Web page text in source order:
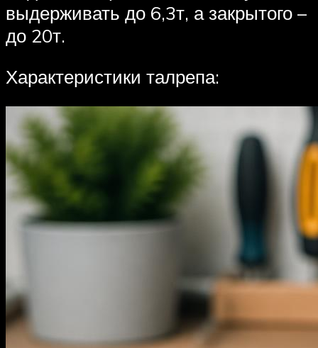
выдерживать до 6,3т, а закрытого –
до 20т.
Характеристики талрепа: